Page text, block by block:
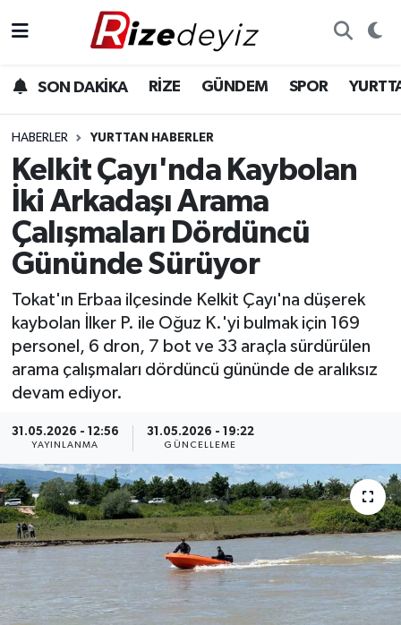
SON DAKİKA RİZE GÜNDEM SPOR
HABERLER YURTTAN HABERLER
Kelkit Çayı'nda Kaybolan
İki Arkadaşı Arama
Çalışmaları Dördüncü
Gününde Sürüyor
Tokat'ın Erbaa ilçesinde Kelkit Çayı'na düşerek
kaybolan İlker P. ile Oğuz K.'yi bulmak için 169
personel, 6 dron, 7 bot ve 33 araçla sürdürülen
arama çalışmaları dördüncü gününde de aralıksız
devam ediyor.
31.05.2026 - 12:56
YAYINLANMA
31.05.2026 - 19:22
GÜNCELLEME
Gündem
Yurttan Haberler
Ekonomi
Teknoloji
Sağlık
Rize Hava Durumu
Rize Trafik Yoğunluk Haritası
Süper Lig Puan Durumu ve Fikstür
Tüm Manşetler
Son Dakika Haberleri
Haber Arşivi